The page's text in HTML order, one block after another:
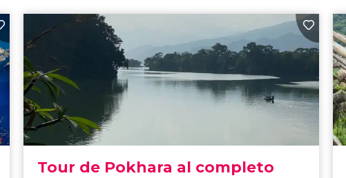
Tour de Pokhara al completo